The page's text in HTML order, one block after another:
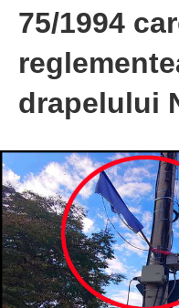
75/1994
drapelului